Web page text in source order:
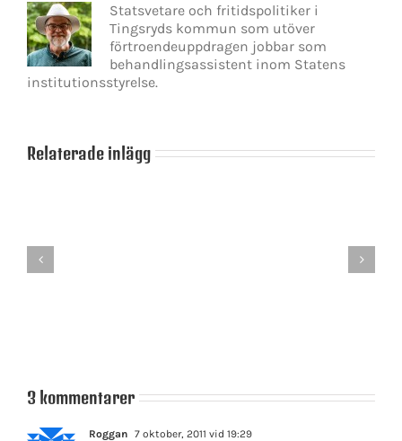
Statsvetare och fritidspolitiker i
Tingsryds kommun som utöver
förtroendeuppdragen jobbar som
behandlingsassistent inom Statens
institutionsstyrelse.
Relaterade inlägg
3 kommentarer
Roggan 7 oktober, 2011 vid 19:29